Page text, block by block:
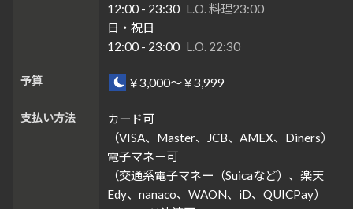
12:00 - 23:30 L.O. 料理23:00
日・祝日
12:00 - 23:00 L.O. 22:30
予算 ￥3,000～￥3,999
支払い方法
カード可
（VISA、Master、JCB、AMEX、Diners）
電子マネー可
（交通系電子マネー（Suicaなど）、楽天
Edy、nanaco、WAON、iD、QUICPay）